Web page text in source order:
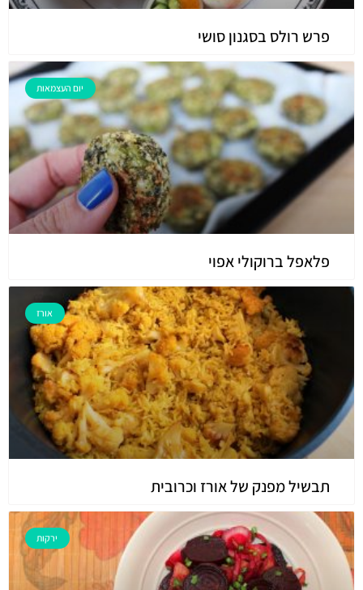
פרש רולס בסגנון סושי
יום העצמאות
פלאפל ברוקולי אפוי
אורז
תבשיל מפנק של אורז וכרובית
ירקות